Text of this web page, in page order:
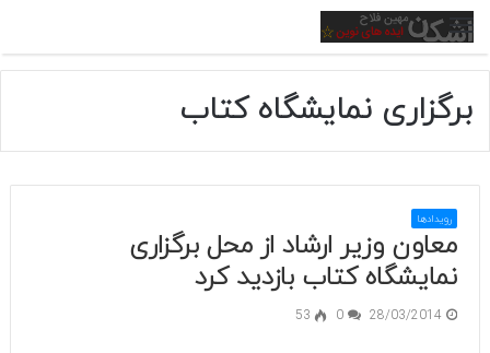
منو
برگزاری نمایشگاه کتاب
رویدادها
معاون وزیر ارشاد از محل برگزاری
نمایشگاه کتاب بازدید کرد
28/03/2014
0
53